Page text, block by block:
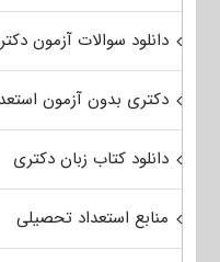
دانلود سوالات آزمون
دکتری بدون آزمون
دانلود کتاب زبان دکتری
منابع استعداد تحصیلی